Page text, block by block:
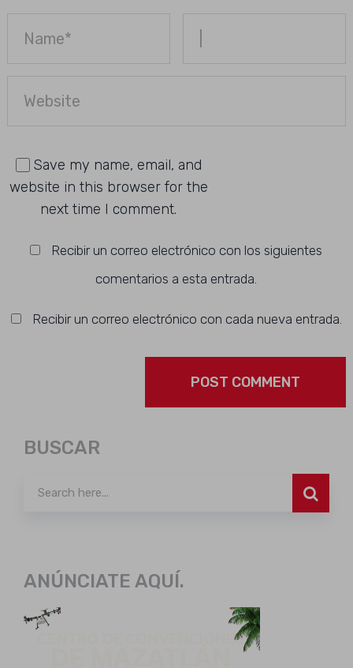
Save my name, email, and
website in this browser for the
next time I comment.
Recibir un correo electrónico con los siguientes
comentarios a esta entrada.
Recibir un correo electrónico con cada nueva entrada.
BUSCAR
ANÚNCIATE AQUÍ.